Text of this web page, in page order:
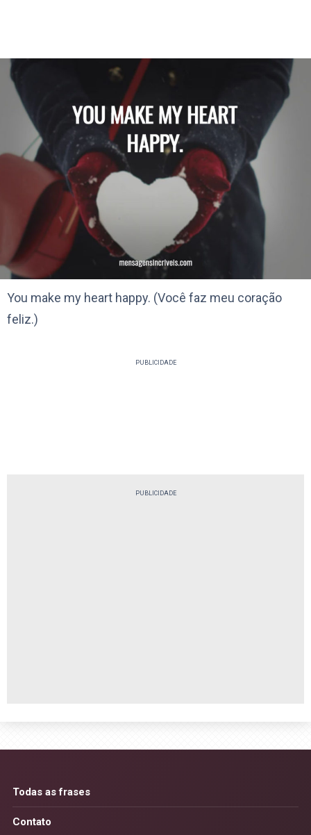
You make my heart happy. (Você faz meu coração
feliz.)
PUBLICIDADE
PUBLICIDADE
Todas as frases
Contato